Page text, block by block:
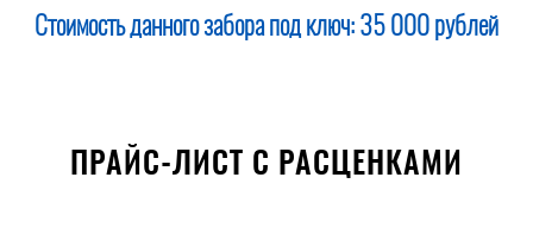
Стоимость данного забора под ключ: 35 000 рублей
ПРАЙС-ЛИСТ С РАСЦЕНКАМИ